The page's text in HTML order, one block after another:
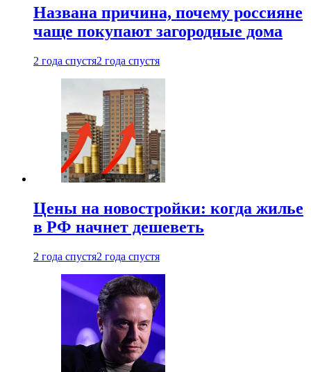
Названа причина, почему россияне
чаще покупают загородные дома
2 года спустя2 года спустя
Цены на новостройки: когда жилье
в РФ начнет дешеветь
2 года спустя2 года спустя